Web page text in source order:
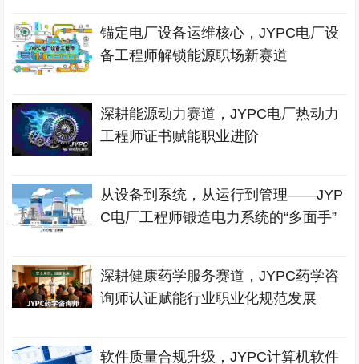
锚定电厂设备运维核心，JYPC电厂设
备工程师解锁能源职场新赛道
深耕能源动力赛道，JYPC电厂热动力
工程师证书赋能职业进阶
从设备到系统，从运行到管理——JYP
C电厂工程师锻造电力系统的“多面手”
深耕健康药学服务赛道，JYPC药学咨
询师认证赋能行业职业化规范发展
软件质量合规升级，JYPC计算机软件